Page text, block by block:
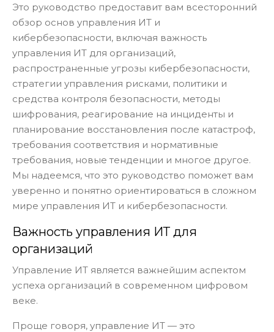
Это руководство предоставит вам всесторонний
обзор основ управления ИТ и
кибербезопасности, включая важность
управления ИТ для организаций,
распространенные угрозы кибербезопасности,
стратегии управления рисками, политики и
средства контроля безопасности, методы
шифрования, реагирование на инциденты и
планирование восстановления после катастроф,
требования соответствия и нормативные
требования, новые тенденции и многое другое.
Мы надеемся, что это руководство поможет вам
уверенно и понятно ориентироваться в сложном
мире управления ИТ и кибербезопасности.
Важность управления ИТ для
организаций
Управление ИТ является важнейшим аспектом
успеха организаций в современном цифровом
веке.
Проще говоря, управление ИТ — это